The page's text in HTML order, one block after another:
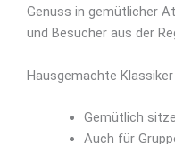
Genuss in gemütlicher
und Besucher aus der
Hausgemachte
Gemütlich
Auch für